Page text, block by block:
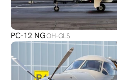
PC-12 NGOH-GLS